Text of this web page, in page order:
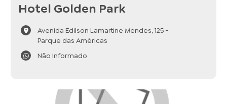
Hotel Golden Park
Avenida Edilson Lamartine Mendes, 125 -
Parque das Américas
Não Informado